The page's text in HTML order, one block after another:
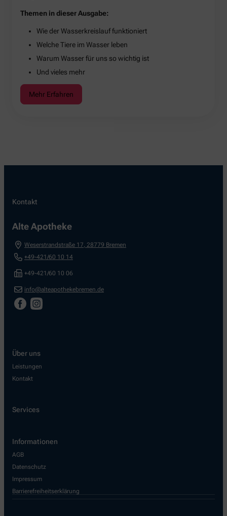
Themen in dieser Ausgabe:
Wie der Wasserkreislauf funktioniert
Welche Tiere im Wasser leben
Warum Wasser für uns so wichtig ist
Und vieles mehr
Mehr Erfahren
Kontakt
Alte Apotheke
Weserstrandstraße 17, 28779 Bremen
+49-421/60 10 14
+49-421/60 10 06
info@alteapothekebremen.de
Über uns
Leistungen
Kontakt
Services
Informationen
AGB
Datenschutz
Impressum
Barrierefreiheitserklärung